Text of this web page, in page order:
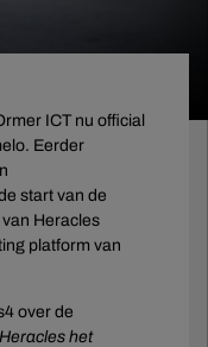
ICT nu official
Eerder
start van de
Heracles
platform van
over de
het